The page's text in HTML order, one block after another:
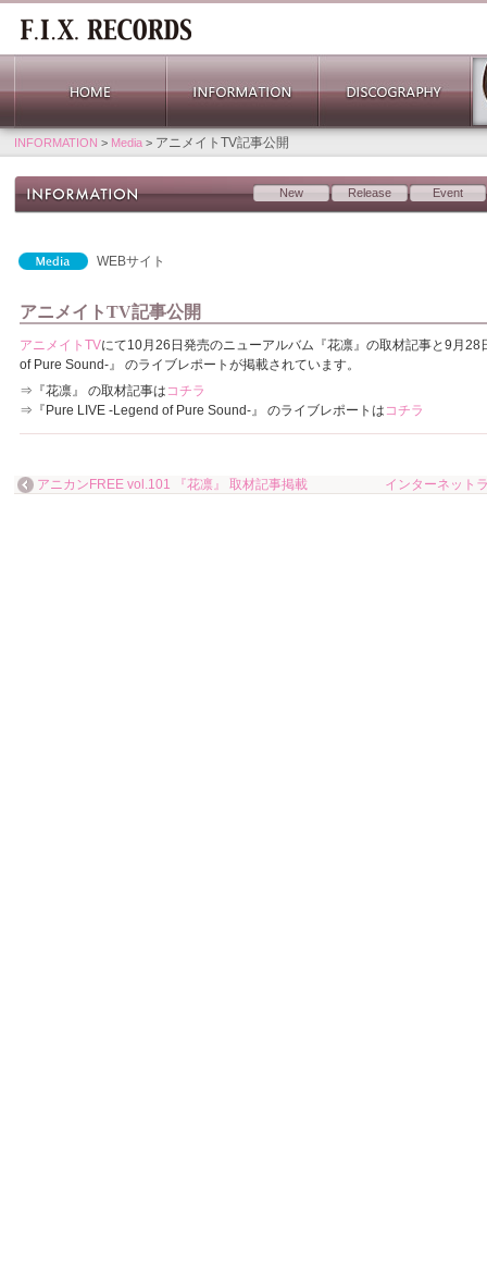
INFORMATION > Media > アニメイトTV記事公開
New Release Event
WEBサイト
アニメイトTV記事公開
アニメイトTVにて10月26日発売のニューアルバム『花凛』の取材記事と9月
of Pure Sound-』 のライブレポートが掲載されています。
⇒『花凛』 の取材記事は コチラ
⇒『Pure LIVE -Legend of Pure Sound-』 のライブレポートは コチラ
アニカンFREE vol.101 『花凛』 取材記事掲載 インターネット